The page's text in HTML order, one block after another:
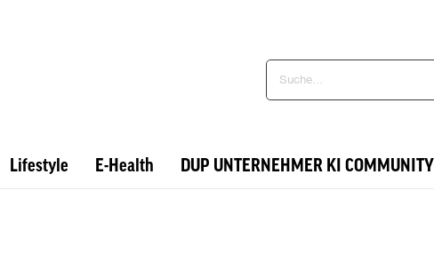
Lifestyle E-Health DUP UNTERNEHMER KI COMMUNITY